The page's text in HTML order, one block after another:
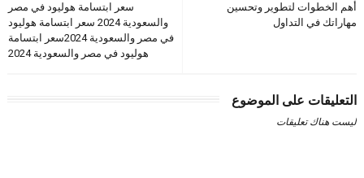
سعر ابتسامة هوليود في مصر
والسعودية 2024 سعر ابتسامة هوليود
في مصر والسعودية 2024سعر ابتسامة
هوليود في مصر والسعودية 2024
أهم الخطوات لتطوير وتحسين
مهاراتك في التداول
التعليقات على الموضوع
ليست هناك تعليقات